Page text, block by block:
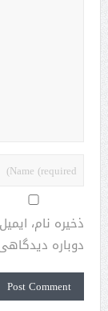
ذخیره نام،
دوباره